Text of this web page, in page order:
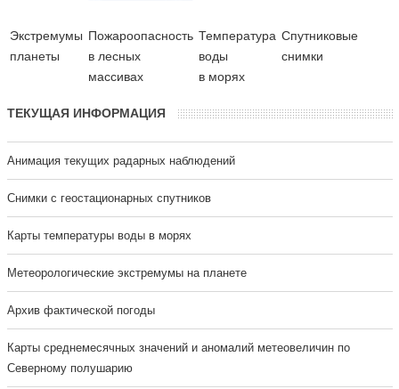
Экстремумы
планеты
Пожароопасность
в лесных
массивах
Температура
воды
в морях
Cпутниковые
снимки
ТЕКУЩАЯ ИНФОРМАЦИЯ
Анимация текущих радарных наблюдений
Cнимки с геостационарных спутников
Карты температуры воды в морях
Метеорологические экстремумы на планете
Архив фактической погоды
Карты среднемесячных значений и аномалий метеовеличин по
Северному полушарию